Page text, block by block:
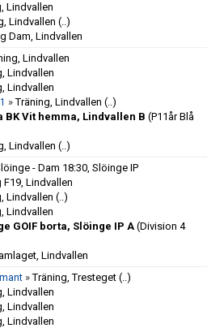
Lindvallen
Lindvallen (..)
Dam, Lindvallen
Lindvallen
Lindvallen
Lindvallen
»Träning, Lindvallen (..)
BK Vit hemma, Lindvallen B (P11år Blå
Lindvallen (..)
- Dam 18:30, Slöinge IP
F19, Lindvallen
Lindvallen (..)
Lindvallen
GOIF borta, Slöinge IP A (Division 4
Lindvallen
»Träning, Tresteget (..)
Lindvallen
Lindvallen
Lindvallen